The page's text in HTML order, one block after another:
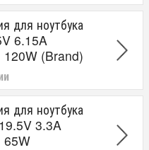
для ноутбука
6.15A
(Brand)
для ноутбука
3.3A
65W